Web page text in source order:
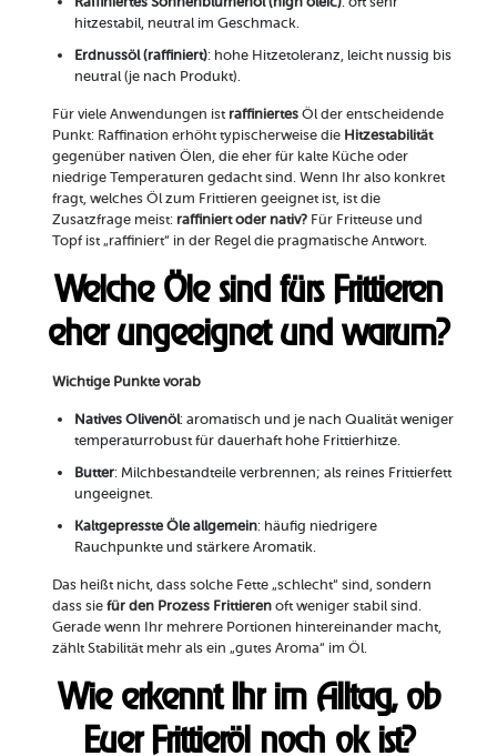
hitzestabil, neutral im Geschmack.
Erdnussöl (raffiniert): hohe Hitzetoleranz, leicht nussig bis
neutral (je nach Produkt).
Für viele Anwendungen ist raffiniertesÖl der entscheidende
Punkt: Raffination erhöht typischerweise die Hitzestabilität
gegenüber nativen Ölen, die eher für kalte Küche oder
niedrige Temperaturen gedacht sind. Wenn Ihr also konkret
fragt, welches Öl zum Frittieren geeignet ist, ist die
Zusatzfrage meist: raffiniert oder nativ?Für Fritteuse und
Topf ist „raffiniert“ in der Regel die pragmatische Antwort.
Welche Öle sind fürs Frittieren
eher ungeeignet und warum?
Wichtige Punkte vorab
Natives Olivenöl: aromatisch und je nach Qualität weniger
temperaturrobust für dauerhaft hohe Frittierhitze.
Butter: Milchbestandteile verbrennen; als reines Frittierfett
ungeeignet.
Kaltgepresste Öle allgemein: häufig niedrigere
Rauchpunkte und stärkere Aromatik.
Das heißt nicht, dass solche Fette „schlecht“ sind, sondern
dass sie für den Prozess Frittierenoft weniger stabil sind.
Gerade wenn Ihr mehrere Portionen hintereinander macht,
zählt Stabilität mehr als ein „gutes Aroma“ im Öl.
Wie erkennt Ihr im Alltag, ob
Euer Frittieröl noch ok ist?